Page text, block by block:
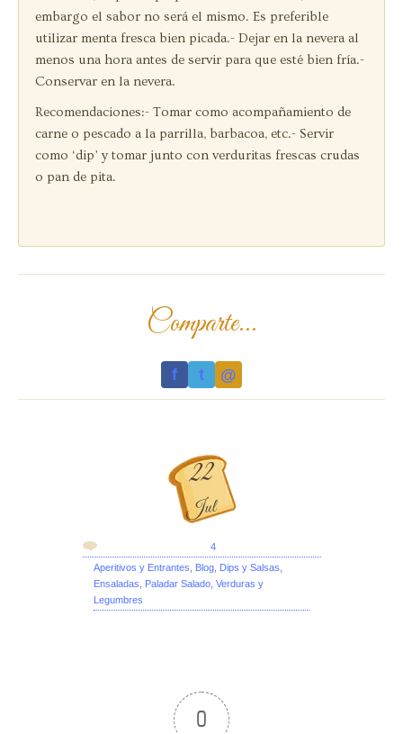
embargo el sabor no será el mismo. Es preferible
utilizar menta fresca bien picada.- Dejar en la nevera al
menos una hora antes de servir para que esté bien fría.-
Conservar en la nevera.
Recomendaciones:- Tomar como acompañamiento de
carne o pescado a la parrilla, barbacoa, etc.- Servir
como ‘dip’ y tomar junto con verduritas frescas crudas
o pan de pita.
Comparte...
f t @
22
Jul
4
Aperitivos y Entrantes
Blog Dips y Salsas
Ensaladas
Paladar Salado Verduras y
Legumbres
0